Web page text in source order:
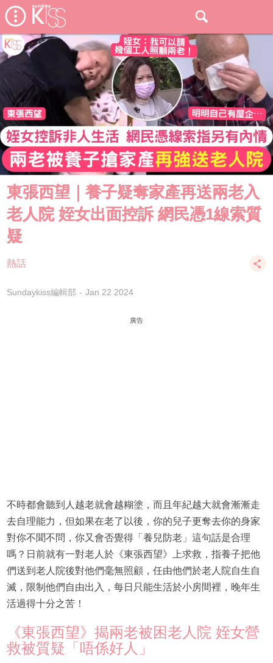
東張西望｜養子疑奪家產再送兩老入
老人院 姪女出面控訴 網民憑1線索質
疑
熱話
Sundaykiss編輯部 Jan 22 2024
廣告
不時都會聽到人越老就會越糊塗，而且年紀越大就會漸漸走
去自理能力，但如果在老了以後，你的兒子更奪去你的身家
對你不聞不問，你又會否覺得「養兒防老」這句話是合理
嗎？日前就有一對老人於《東張西望》上求救，指養子把他
們送到老人院後對他們毫無照顧，任由他們於老人院自生自
滅，限制他們自由出入，每日只能生活於小房間裡，晚年生
活過得十分之苦！
《東張西望》揭兩老被困老人院 姪女營
救被質疑「唔係好人」